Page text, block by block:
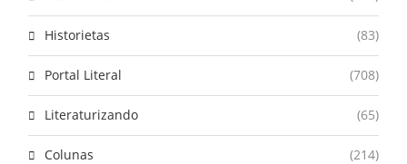
Historietas (83)
Portal Literal (708)
Literaturizando (65)
Colunas (214)